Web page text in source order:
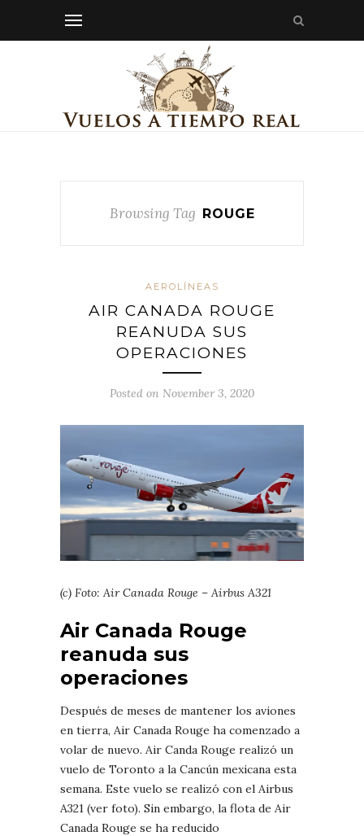
Browsing Tag ROUGE
AEROLÍNEAS
AIR CANADA ROUGE
REANUDA SUS
OPERACIONES
Posted on November 3, 2020
(c) Foto: Air Canada Rouge – Airbus A321
Air Canada Rouge
reanuda sus
operaciones
Después de meses de mantener los aviones
en tierra, Air Canada Rouge ha comenzado a
volar de nuevo. Air Canda Rouge realizó un
vuelo de Toronto a la Cancún mexicana esta
semana. Este vuelo se realizó con el Airbus
A321 (ver foto). Sin embargo, la flota de Air
Canada Rouge se ha reducido